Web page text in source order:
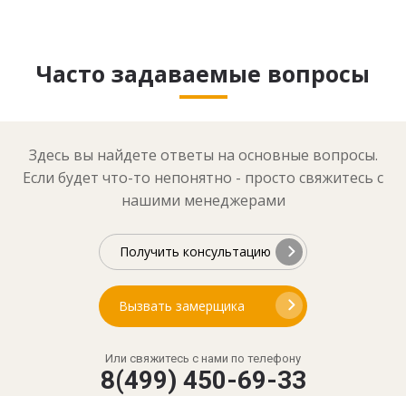
Часто задаваемые вопросы
Здесь вы найдете ответы на основные вопросы.
Если будет что-то непонятно - просто свяжитесь с
нашими менеджерами
Получить консультацию
Вызвать замерщика
Или свяжитесь с нами по телефону
8(499) 450-69-33